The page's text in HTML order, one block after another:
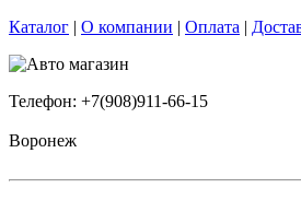
Каталог | О компании | Оплата |
Телефон: +7(908)911-66-15
Воронеж